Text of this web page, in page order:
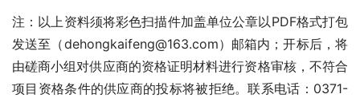
注：以上资料须将彩色扫描件加盖单位公章以PDF格式打包
发送至（dehongkaifeng@163.com）邮箱内；开标后，将
由磋商小组对供应商的资格证明材料进行资格审核，不符合
项目资格条件的供应商的投标将被拒绝。联系电话：0371-